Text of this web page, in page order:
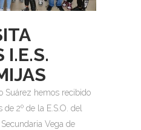
I.E.S.
Suárez hemos recibido
2º de la E.S.O. del
Vega de